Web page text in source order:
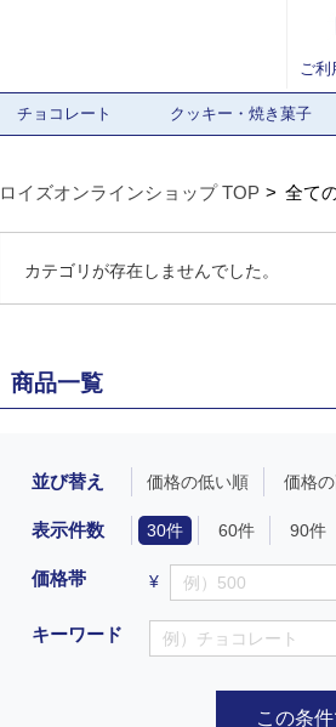
ご利
チョコレート クッキー・焼き菓子
ロイズオンラインショップ TOP 全て
カテゴリが存在しませんでした。
商品一覧
並び替え 価格の低い順 価格
表示件数 30件 60件 90件
価格帯 ¥
キーワード
この条